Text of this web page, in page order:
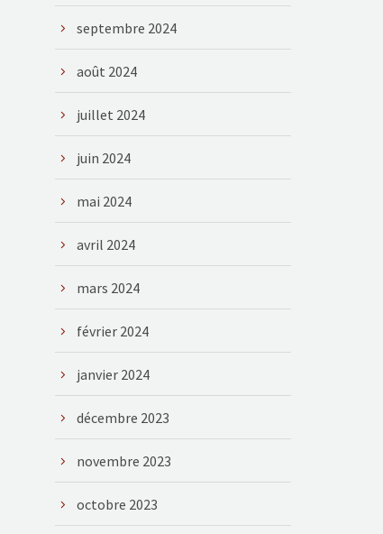
septembre 2024
août 2024
juillet 2024
juin 2024
mai 2024
avril 2024
mars 2024
février 2024
janvier 2024
décembre 2023
novembre 2023
octobre 2023